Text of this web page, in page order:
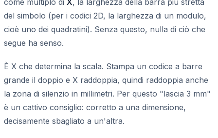
del simbolo (per i codici 2D, la larghezza di un modulo,
cioè uno dei quadratini). Senza questo, nulla di ciò che
segue ha senso.
È X che determina la scala. Stampa un codice a barre
grande il doppio e X raddoppia, quindi raddoppia anche
la zona di silenzio in millimetri. Per questo "lascia 3 mm"
è un cattivo consiglio: corretto a una dimensione,
decisamente sbagliato a un'altra.